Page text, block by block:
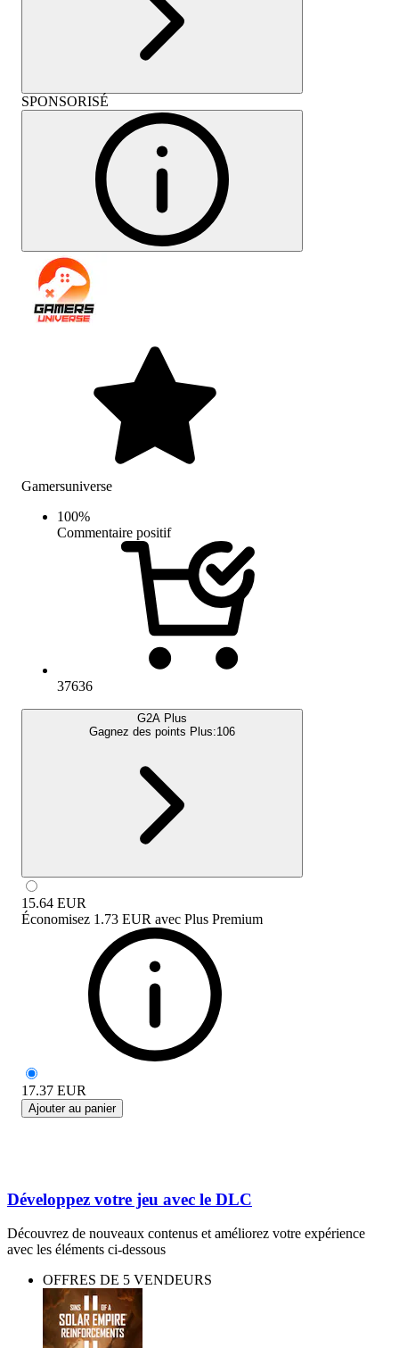
SPONSORISÉ
Gamersuniverse
100%
Commentaire positif
37636
G2A Plus
Gagnez des points Plus:106
15.64 EUR
Économisez 1.73 EUR avec Plus Premium
17.37 EUR
Ajouter au panier
Développez votre jeu avec le DLC
Découvrez de nouveaux contenus et améliorez votre expérience
avec les éléments ci-dessous
OFFRES DE 5 VENDEURS